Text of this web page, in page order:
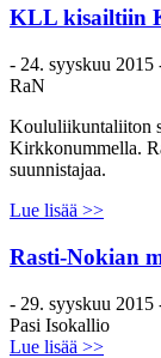
KLL kisailtiin
- 24. syyskuu 2015
RaN
Koululiikuntaliiton
Kirkkonummella.
suunnistajaa.
Lue lisää >>
Rasti-Nokian
- 29. syyskuu 2015
Pasi Isokallio
Lue lisää >>